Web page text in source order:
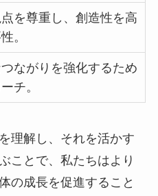
を尊重し、創造性を高
。
ながりを強化するため
チ。
理解し、それを活かす
ことで、私たちはより
の成長を促進すること